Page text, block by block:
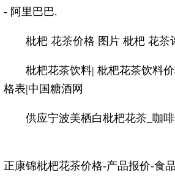
- 阿里巴巴.
枇杷 花茶价格 图片 枇杷 花茶
枇杷花茶饮料| 枇杷花茶饮料
格表|中国糖酒网
供应宁波美栖白枇杷花茶 _咖
正康锦枇杷花茶价格-产品报价-食